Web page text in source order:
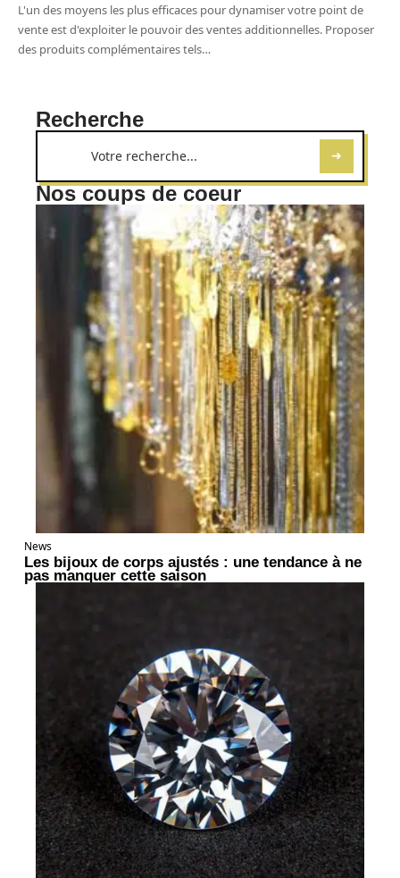
L'un des moyens les plus efficaces pour dynamiser votre point de
vente est d'exploiter le pouvoir des ventes additionnelles. Proposer
des produits complémentaires tels…
Recherche
Nos coups de coeur
News
Les bijoux de corps ajustés : une tendance à ne
pas manquer cette saison